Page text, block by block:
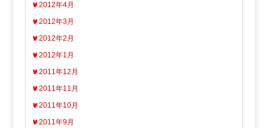
2012年4月
2012年3月
2012年2月
2012年1月
2011年12月
2011年11月
2011年10月
2011年9月